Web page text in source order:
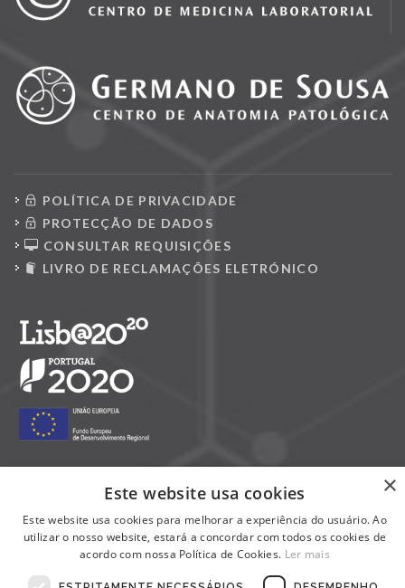
POLÍTICA DE PRIVACIDADE
PROTECÇÃO DE DADOS
CONSULTAR REQUISIÇÕES
LIVRO DE RECLAMAÇÕES ELETRÓNICO
×
Este website usa cookies
Este website usa cookies para melhorar a experiência do usuário. Ao
utilizar o nosso website, estará a concordar com todos os cookies de
acordo com nossa Política de Cookies. Ler mais